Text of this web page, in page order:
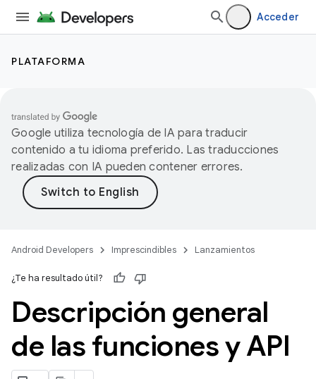
Acceder
PLATAFORMA
Google utiliza tecnología de IA para traducir
contenido a tu idioma preferido. Las traducciones
realizadas con IA pueden contener errores.
Android Developers Imprescindibles Lanzamientos
¿Te ha resultado útil?
Descripción general
de las funciones y API